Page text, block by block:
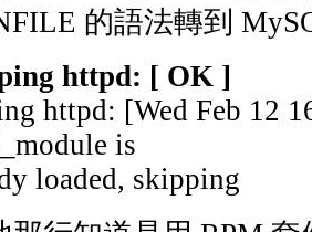
的語法轉到
httpd: [ OK ]
httpd: [Wed Feb 12
is
loaded, skipping